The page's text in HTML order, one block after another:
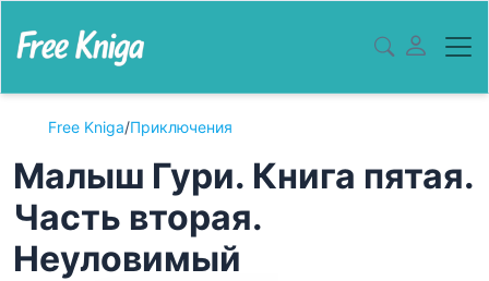
Free Kniga/Приключения
Малыш Гури. Книга пятая.
Часть вторая.
Неуловимый